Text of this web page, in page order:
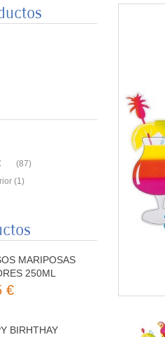
(87)
(1)MARIPOSAS
250ML
€